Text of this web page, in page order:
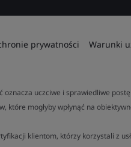
prywatności Warunki
uczciwe i sprawiedliwe
które mogłyby wpłynąć na
klientom, którzy korzystali z